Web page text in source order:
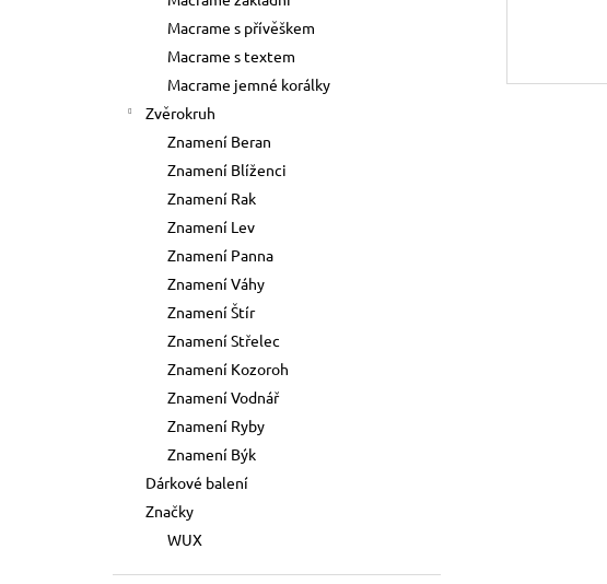
Macrame s přívěškem
Macrame s textem
Macrame jemné korálky
Zvěrokruh
Znamení Beran
Znamení Blíženci
Znamení Rak
Znamení Lev
Znamení Panna
Znamení Váhy
Znamení Štír
Znamení Střelec
Znamení Kozoroh
Znamení Vodnář
Znamení Ryby
Znamení Býk
Dárkové balení
Značky
WUX
Původně: 89 Kč